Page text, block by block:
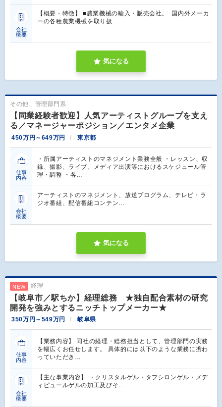
会社
概要
【概要・特徴】 ■農業機械の輸入・販売会社。 国内外メーカ
ーの各種農業機械を取り扱…
気になる
その他、管理部門系
【同業経験者歓迎】人気アーティストグループを支え
る／マネージャーポジション／エンタメ企業
450万円～649万円 東京都
仕事
内容
・所属アーティストのマネジメント業務全般 ・レッスン、収
録、撮影、ライブ、メディア出演等におけるスケジュール管
理・調整 ・各…
会社
概要
アーティストのマネジメント、放送プログラム、テレビ・ラ
ジオ番組、配信番組コンテン…
気になる
NEW 経理
【岐阜市／駅ちか】経理総務 ★独自配合素材の研究
開発を強みとするニッチトップメーカー★
350万円～549万円 岐阜県
仕事
内容
【業務内容】 同社の経理・総務担当として、管理部門の実務
を幅広くお任せします。 具体的には以下のような業務に携わ
っていただき…
会社
概要
【主な事業内容】 ・クリスタルゲル・タフシロンゲル・メデ
ィピュールゲルの加工及びそ…